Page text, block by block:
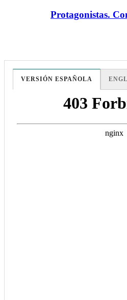
Protagonistas.
VERSIÓN ESPAÑOLA